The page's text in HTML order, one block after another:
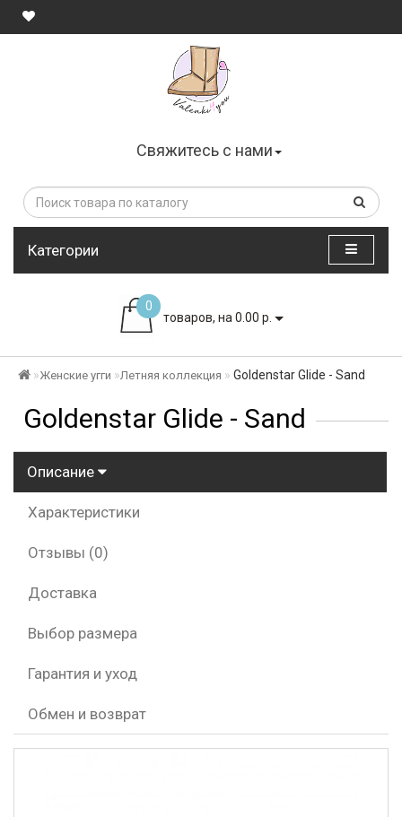
Свяжитесь с нами
Категории
0
товаров, на 0.00 р.
Женские угги Летняя коллекция Goldenstar Glide - Sand
Goldenstar Glide - Sand
Описание
Характеристики
Отзывы (0)
Доставка
Выбор размера
Гарантия и уход
Обмен и возврат